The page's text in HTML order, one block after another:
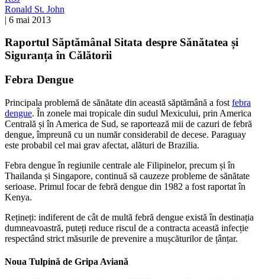
Ronald St. John
| 6 mai 2013
Raportul Săptămânal Sitata despre Sănătatea și
Siguranța în Călătorii
Febra Dengue
Principala problemă de sănătate din această săptămână a fost febra
dengue. În zonele mai tropicale din sudul Mexicului, prin America
Centrală și în America de Sud, se raportează mii de cazuri de febră
dengue, împreună cu un număr considerabil de decese. Paraguay
este probabil cel mai grav afectat, alături de Brazilia.
Febra dengue în regiunile centrale ale Filipinelor, precum și în
Thailanda și Singapore, continuă să cauzeze probleme de sănătate
serioase. Primul focar de febră dengue din 1982 a fost raportat în
Kenya.
Rețineți: indiferent de cât de multă febră dengue există în destinația
dumneavoastră, puteți reduce riscul de a contracta această infecție
respectând strict măsurile de prevenire a mușcăturilor de țânțar.
Noua Tulpină de Gripa Aviană